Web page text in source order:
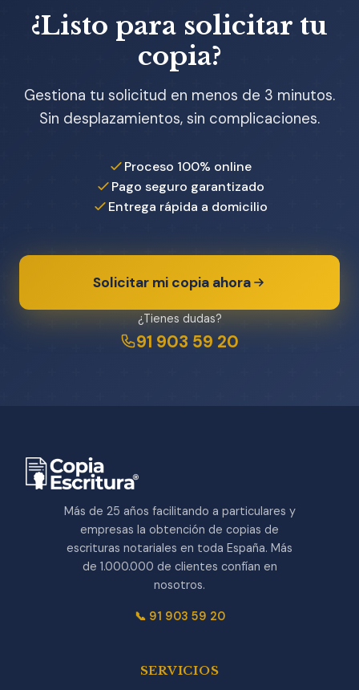
¿Listo para solicitar tu
copia?
Gestiona tu solicitud en menos de 3 minutos.
Sin desplazamientos, sin complicaciones.
Proceso 100% online
Pago seguro garantizado
Entrega rápida a domicilio
Solicitar mi copia ahora
¿Tienes dudas?
91 903 59 20
Más de 25 años facilitando a particulares y
empresas la obtención de copias de
escrituras notariales en toda España. Más
de 1.000.000 de clientes confían en
nosotros.
📞 91 903 59 20
SERVICIOS